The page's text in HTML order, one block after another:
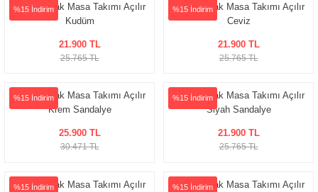
Modelleri
%15 İndirim
Nara Mutfak Masa Takımı Açılır
Kudüm
21.900 TL
25.765 TL
%15 İndirim
Nara Mutfak Masa Takımı Açılır
Ceviz
21.900 TL
25.765 TL
%15 İndirim
Nara Mutfak Masa Takımı Açılır
Krem Sandalye
25.900 TL
30.471 TL
%15 İndirim
Nara Mutfak Masa Takımı Açılır
Siyah Sandalye
21.900 TL
25.765 TL
%15 İndirim
Nara Mutfak Masa Takımı Açılır
%15 İndirim
Nara Mutfak Masa Takımı Açılır